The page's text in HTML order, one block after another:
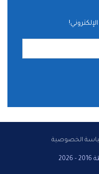
الخصوصية